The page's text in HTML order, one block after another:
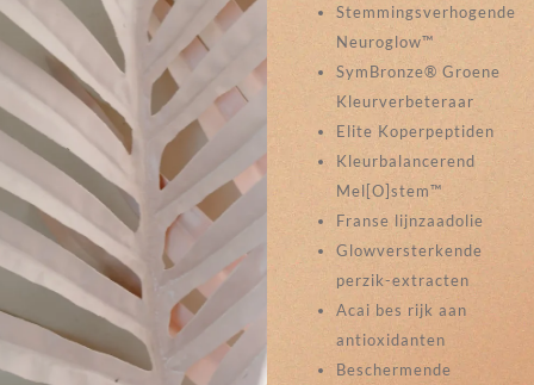
Stemmingsverhogende
Neuroglow™
SymBronze® Groene
Kleurverbeteraar
Elite Koperpeptiden
Kleurbalancerend
Mel[O]stem™
Franse lijnzaadolie
Glowversterkende
perzik-extracten
Acai bes rijk aan
antioxidanten
Beschermende